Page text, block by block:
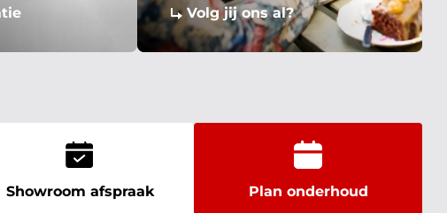
Volg jij ons al?
Showroom afspraak Plan onderhoud